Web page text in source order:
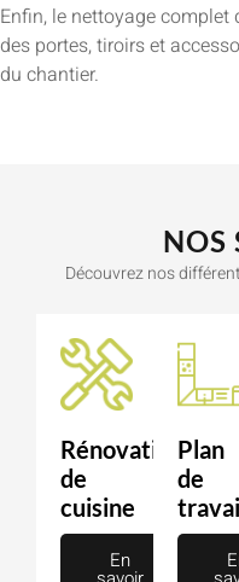
Enfin, le nettoyage
des portes, tiroirs et
du chantier.
NOS
Découvrez nos
Rénovation
de
cuisine
En
Plan
de